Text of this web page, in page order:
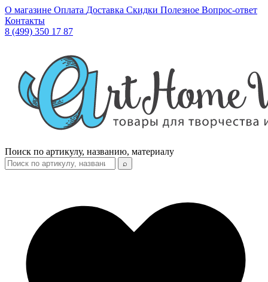
О магазине Оплата Доставка Скидки Полезное Вопрос-ответ
Контакты
8 (499) 350 17 87
Поиск по артикулу, названию, материалу
⌕